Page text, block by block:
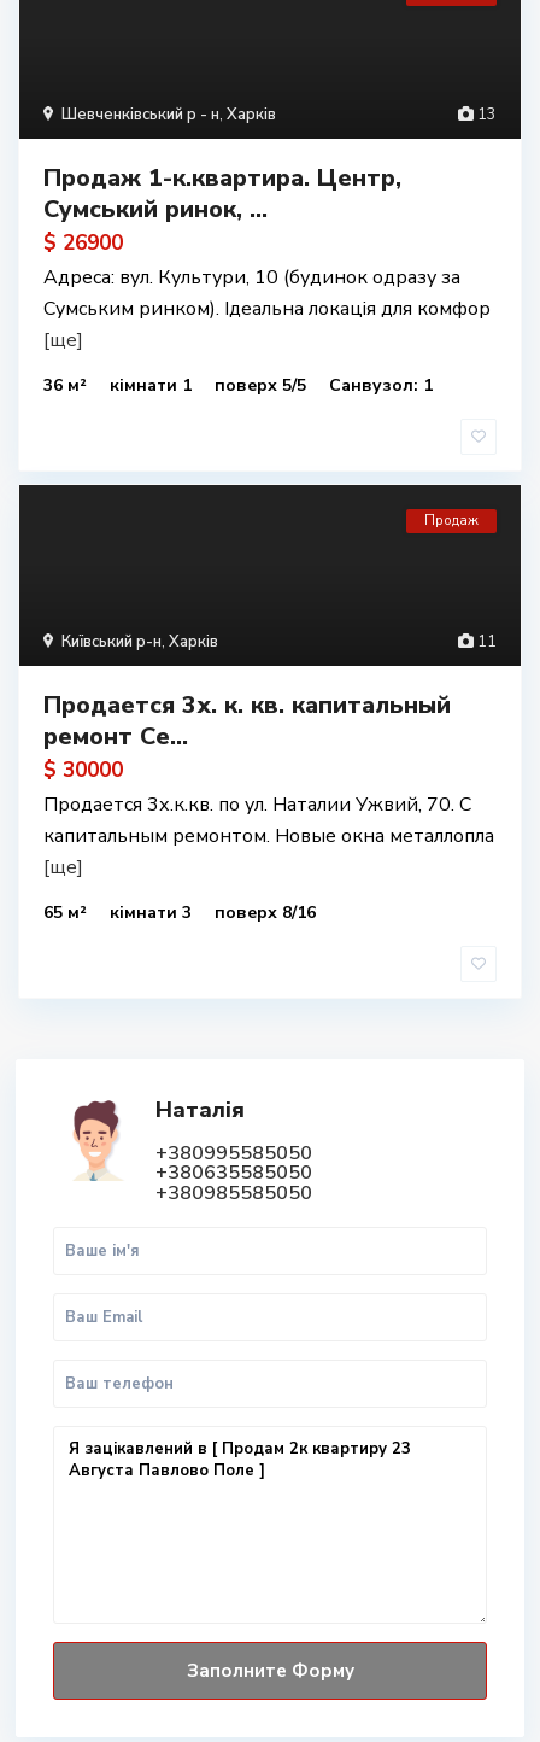
13
Шевченківський р - н, Харків
Продаж 1-к.квартира. Центр,
Сумський ринок, ...
$ 26900
Адреса: вул. Культури, 10 (будинок одразу за
Сумським ринком). Ідеальна локація для комфор
[ще]
36 м² кімнати 1 поверх 5/5 Санвузол: 1
11
Київський р-н, Харків
Продаж
Продается 3х. к. кв. капитальный
ремонт Се...
$ 30000
Продается 3х.к.кв. по ул. Наталии Ужвий, 70. С
капитальным ремонтом. Новые окна металлопла
[ще]
65 м² кімнати 3 поверх 8/16
Наталія
+380995585050
+380635585050
+380985585050